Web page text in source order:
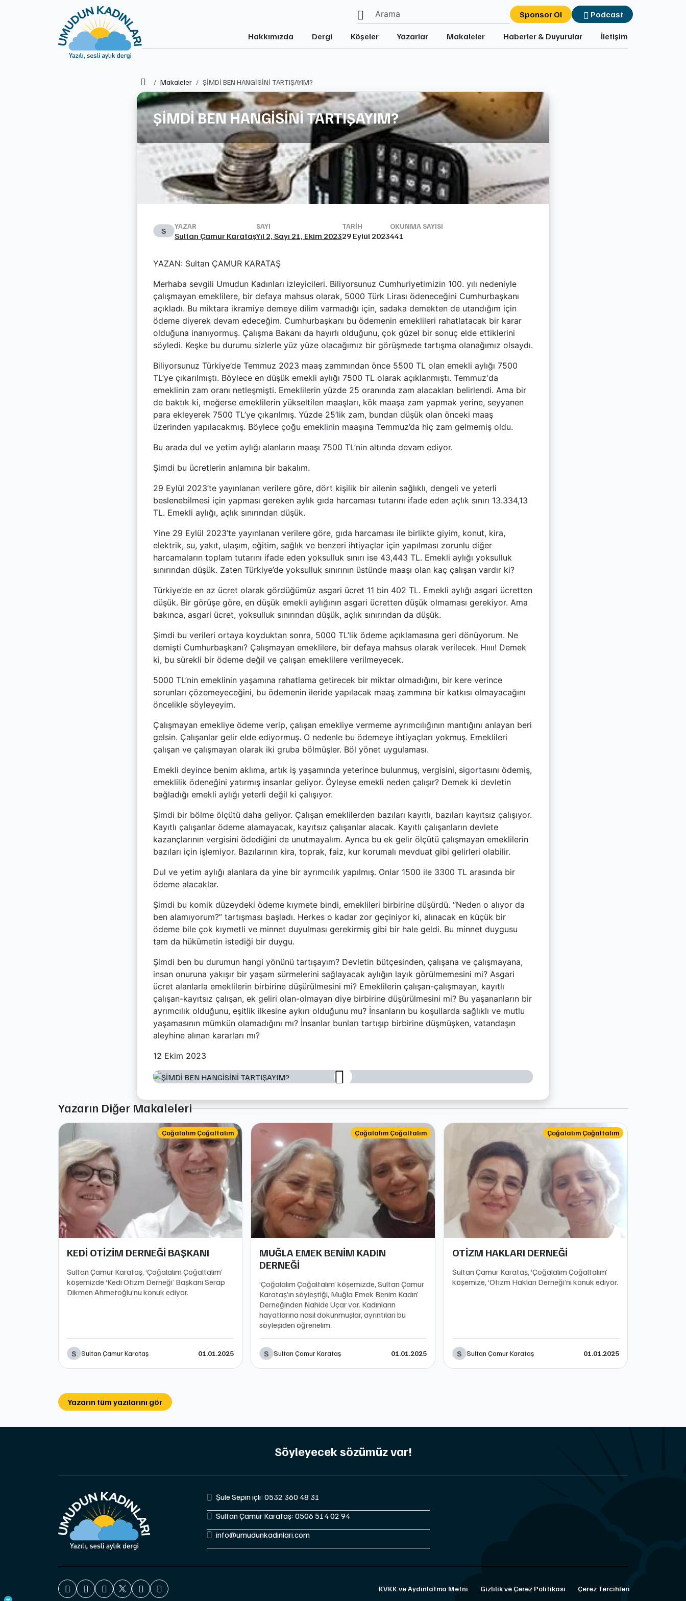
Sponsor Ol Podcast
Hakkımızda Dergi Köşeler Yazarlar Makaleler Haberler & Duyurular İletişim
Ana SayfaMakaleler ŞİMDİ BEN HANGİSİNİ TARTIŞAYIM?
ŞİMDİ BEN HANGİSİNİ TARTIŞAYIM?
S YAZAR
Sultan Çamur Karataş
SAYI
Yıl 2, Sayı 21, Ekim 2023
TARIH
29 Eylül 2023
OKUNMA SAYISI
441
YAZAN: Sultan ÇAMUR KARATAŞ
Merhaba sevgili Umudun Kadınları izleyicileri. Biliyorsunuz Cumhuriyetimizin 100. yılı nedeniyle
çalışmayan emeklilere, bir defaya mahsus olarak, 5000 Türk Lirası ödeneceğini Cumhurbaşkanı
açıkladı. Bu miktara ikramiye demeye dilim varmadığı için, sadaka demekten de utandığım için
ödeme diyerek devam edeceğim. Cumhurbaşkanı bu ödemenin emeklileri rahatlatacak bir karar
olduğuna inanıyormuş. Çalışma Bakanı da hayırlı olduğunu, çok güzel bir sonuç elde ettiklerini
söyledi. Keşke bu durumu sizlerle yüz yüze olacağımız bir görüşmede tartışma olanağımız olsaydı.
Biliyorsunuz Türkiye’de Temmuz 2023 maaş zammından önce 5500 TL olan emekli aylığı 7500
TL’ye çıkarılmıştı. Böylece en düşük emekli aylığı 7500 TL olarak açıklanmıştı. Temmuz'da
emeklinin zam oranı netleşmişti. Emeklilerin yüzde 25 oranında zam alacakları belirlendi. Ama bir
de baktık ki, meğerse emeklilerin yükseltilen maaşları, kök maaşa zam yapmak yerine, seyyanen
para ekleyerek 7500 TL’ye çıkarılmış. Yüzde 25’lik zam, bundan düşük olan önceki maaş
üzerinden yapılacakmış. Böylece çoğu emeklinin maaşına Temmuz’da hiç zam gelmemiş oldu.
Bu arada dul ve yetim aylığı alanların maaşı 7500 TL’nin altında devam ediyor.
Şimdi bu ücretlerin anlamına bir bakalım.
29 Eylül 2023’te yayınlanan verilere göre, dört kişilik bir ailenin sağlıklı, dengeli ve yeterli
beslenebilmesi için yapması gereken aylık gıda harcaması tutarını ifade eden açlık sınırı 13.334,13
TL. Emekli aylığı, açlık sınırından düşük.
Yine 29 Eylül 2023’te yayınlanan verilere göre, gıda harcaması ile birlikte giyim, konut, kira,
elektrik, su, yakıt, ulaşım, eğitim, sağlık ve benzeri ihtiyaçlar için yapılması zorunlu diğer
harcamaların toplam tutarını ifade eden yoksulluk sınırı ise 43,443 TL. Emekli aylığı yoksulluk
sınırından düşük. Zaten Türkiye’de yoksulluk sınırının üstünde maaşı olan kaç çalışan vardır ki?
Türkiye’de en az ücret olarak gördüğümüz asgari ücret 11 bin 402 TL. Emekli aylığı asgari ücretten
düşük. Bir görüşe göre, en düşük emekli aylığının asgari ücretten düşük olmaması gerekiyor. Ama
bakınca, asgari ücret, yoksulluk sınırından düşük, açlık sınırından da düşük.
Şimdi bu verileri ortaya koyduktan sonra, 5000 TL’lik ödeme açıklamasına geri dönüyorum. Ne
demişti Cumhurbaşkanı? Çalışmayan emeklilere, bir defaya mahsus olarak verilecek. Hıııı! Demek
ki, bu sürekli bir ödeme değil ve çalışan emeklilere verilmeyecek.
5000 TL’nin emeklinin yaşamına rahatlama getirecek bir miktar olmadığını, bir kere verince
sorunları çözemeyeceğini, bu ödemenin ileride yapılacak maaş zammına bir katkısı olmayacağını
öncelikle söyleyeyim.
Çalışmayan emekliye ödeme verip, çalışan emekliye vermeme ayrımcılığının mantığını anlayan beri
gelsin. Çalışanlar gelir elde ediyormuş. O nedenle bu ödemeye ihtiyaçları yokmuş. Emeklileri
çalışan ve çalışmayan olarak iki gruba bölmüşler. Böl yönet uygulaması.
Emekli deyince benim aklıma, artık iş yaşamında yeterince bulunmuş, vergisini, sigortasını ödemiş,
emeklilik ödeneğini yatırmış insanlar geliyor. Öyleyse emekli neden çalışır? Demek ki devletin
bağladığı emekli aylığı yeterli değil ki çalışıyor.
Şimdi bir bölme ölçütü daha geliyor. Çalışan emeklilerden bazıları kayıtlı, bazıları kayıtsız çalışıyor.
Kayıtlı çalışanlar ödeme alamayacak, kayıtsız çalışanlar alacak. Kayıtlı çalışanların devlete
kazançlarının vergisini ödediğini de unutmayalım. Ayrıca bu ek gelir ölçütü çalışmayan emeklilerin
bazıları için işlemiyor. Bazılarının kira, toprak, faiz, kur korumalı mevduat gibi gelirleri olabilir.
Dul ve yetim aylığı alanlara da yine bir ayrımcılık yapılmış. Onlar 1500 ile 3300 TL arasında bir
ödeme alacaklar.
Şimdi bu komik düzeydeki ödeme kıymete bindi, emeklileri birbirine düşürdü. “Neden o alıyor da
ben alamıyorum?” tartışması başladı. Herkes o kadar zor geçiniyor ki, alınacak en küçük bir
ödeme bile çok kıymetli ve minnet duyulması gerekirmiş gibi bir hale geldi. Bu minnet duygusu
tam da hükümetin istediği bir duygu.
Şimdi ben bu durumun hangi yönünü tartışayım? Devletin bütçesinden, çalışana ve çalışmayana,
insan onuruna yakışır bir yaşam sürmelerini sağlayacak aylığın layık görülmemesini mi? Asgari
ücret alanlarla emeklilerin birbirine düşürülmesini mi? Emeklilerin çalışan-çalışmayan, kayıtlı
çalışan-kayıtsız çalışan, ek geliri olan-olmayan diye birbirine düşürülmesini mi? Bu yaşananların bir
ayrımcılık olduğunu, eşitlik ilkesine aykırı olduğunu mu? İnsanların bu koşullarda sağlıklı ve mutlu
yaşamasının mümkün olamadığını mı? İnsanlar bunları tartışıp birbirine düşmüşken, vatandaşın
aleyhine alınan kararları mı?
12 Ekim 2023
Yazarın Diğer Makaleleri
Çoğalalım Çoğaltalım
KEDİ OTİZİM DERNEĞİ BAŞKANI
Sultan Çamur Karataş, ‘Çoğalalım Çoğaltalım’
köşemizde ‘Kedi Otizm Derneği’ Başkanı Serap
Dikmen Ahmetoğlu’nu konuk ediyor.
S Sultan Çamur Karataş 01.01.2025
Çoğalalım Çoğaltalım
MUĞLA EMEK BENİM KADIN
DERNEĞİ
‘Çoğalalım Çoğaltalım’ köşemizde, Sultan Çamur
Karataş’ın söyleştiği, Muğla Emek Benim Kadın’
Derneğinden Nahide Uçar var. Kadınların
hayatlarına nasıl dokunmuşlar, ayrıntıları bu
söyleşiden öğrenelim.
S Sultan Çamur Karataş 01.01.2025
Çoğalalım Çoğaltalım
OTİZM HAKLARI DERNEĞİ
Sultan Çamur Karataş, ‘Çoğalalım Çoğaltalım’
köşemize, ‘Otizm Hakları Derneği’ni konuk ediyor.
S Sultan Çamur Karataş 01.01.2025
Yazarın tüm yazılarını gör
Söyleyecek sözümüz var!
Şule Sepin içli: 0532 360 48 31
Sultan Çamur Karataş: 0506 514 02 94
info@umudunkadinlari.com
KVKK ve Aydınlatma Metni Gizlilik ve Çerez Politikası Çerez Tercihleri